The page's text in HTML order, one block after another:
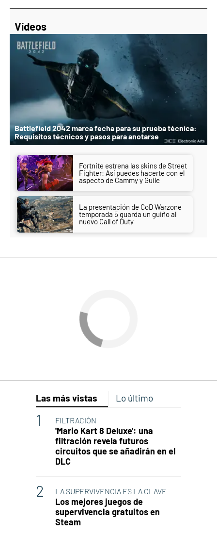
Vídeos
Battlefield 2042 marca fecha para su prueba técnica:
Requisitos técnicos y pasos para anotarse
Fortnite estrena las skins de Street
Fighter: Así puedes hacerte con el
aspecto de Cammy y Guile
La presentación de CoD Warzone
temporada 5 guarda un guiño al
nuevo Call of Duty
Las más vistas Lo último
FILTRACIÓN
'Mario Kart 8 Deluxe': una
filtración revela futuros
circuitos que se añadirán en el
DLC
LA SUPERVIVENCIA ES LA CLAVE
Los mejores juegos de
supervivencia gratuitos en
Steam